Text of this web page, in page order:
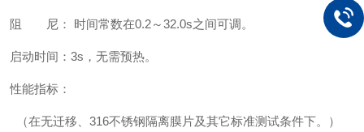
阻 尼： 时间常数在0.2～32.0s之间可调。
启动时间：3s，无需预热。
性能指标：
（在无迁移、316不锈钢隔离膜片及其它标准测试条件下。）